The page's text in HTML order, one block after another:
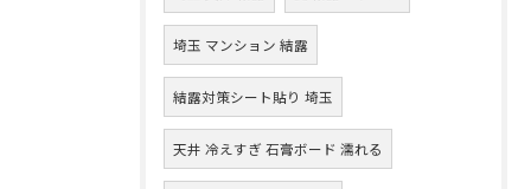
埼玉 マンション 結露
結露対策シート貼り 埼玉
天井 冷えすぎ 石膏ボード 濡れる